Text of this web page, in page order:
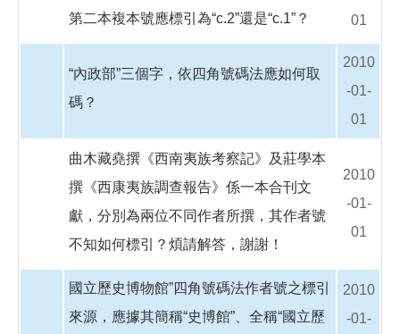
第二本複本號應標引為“c.2”還是“c.1”？
01
“內政部”三個字，依四角號碼法應如何取
碼？
2010
-01-
01
曲木藏堯撰《西南夷族考察記》及莊學本
撰《西康夷族調查報告》係一本合刊文
獻，分別為兩位不同作者所撰，其作者號
不知如何標引？煩請解答，謝謝！
2010
-01-
01
國立歷史博物館”四角號碼法作者號之標引
來源，應據其簡稱“史博館”、全稱“國立歷
2010
-01-